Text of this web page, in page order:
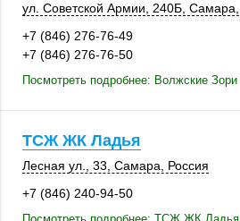
ул. Советской Армии 240Б Самара
+7 (846) 276-76-49
+7 (846) 276-76-50
Посмотреть подробнее: Волжские Зори
ТСЖ ЖК Ладья
Лесная ул., 33 Самара
Россия
+7 (846) 240-94-50